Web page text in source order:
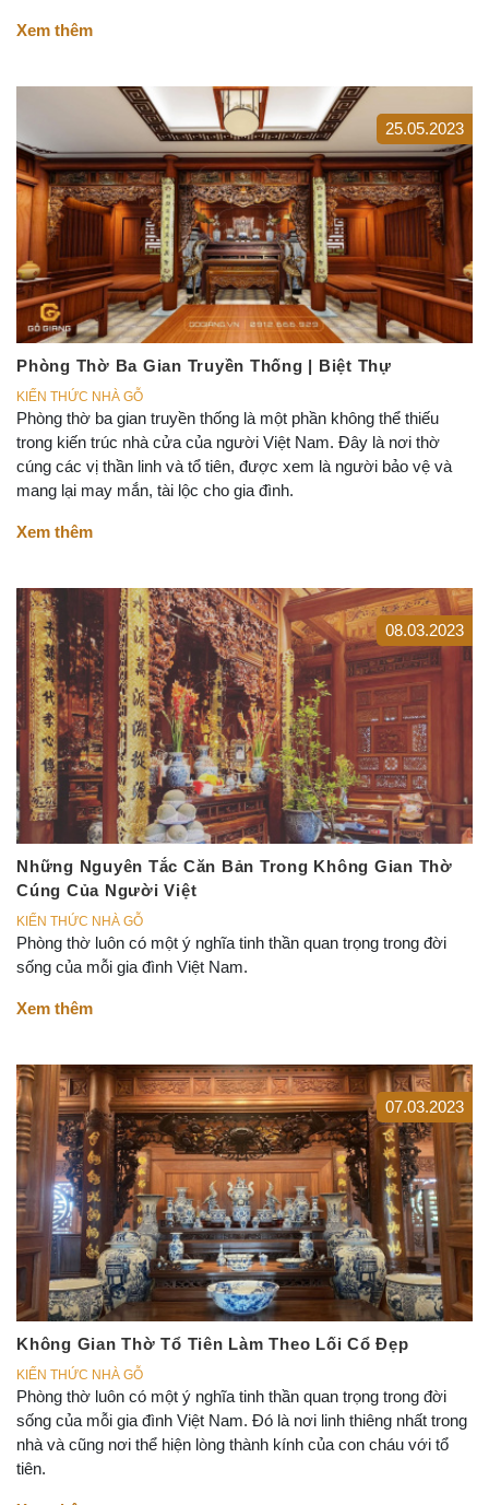
Xem thêm
Phòng Thờ Ba Gian Truyền Thống | Biệt Thự
KIẾN THỨC NHÀ GỖ
25.05.2023
Phòng thờ ba gian truyền thống là một phần không thể thiếu
trong kiến trúc nhà cửa của người Việt Nam. Đây là nơi thờ
cúng các vị thần linh và tổ tiên, được xem là người bảo vệ và
mang lại may mắn, tài lộc cho gia đình.
Xem thêm
Những Nguyên Tắc Căn Bản Trong Không Gian Thờ
Cúng Của Người Việt
KIẾN THỨC NHÀ GỖ
08.03.2023
Phòng thờ luôn có một ý nghĩa tinh thần quan trọng trong đời
sống của mỗi gia đình Việt Nam.
Xem thêm
Không Gian Thờ Tổ Tiên Làm Theo Lối Cổ Đẹp
KIẾN THỨC NHÀ GỖ
07.03.2023
Phòng thờ luôn có một ý nghĩa tinh thần quan trọng trong đời
sống của mỗi gia đình Việt Nam. Đó là nơi linh thiêng nhất trong
nhà và cũng nơi thể hiện lòng thành kính của con cháu với tổ
tiên.